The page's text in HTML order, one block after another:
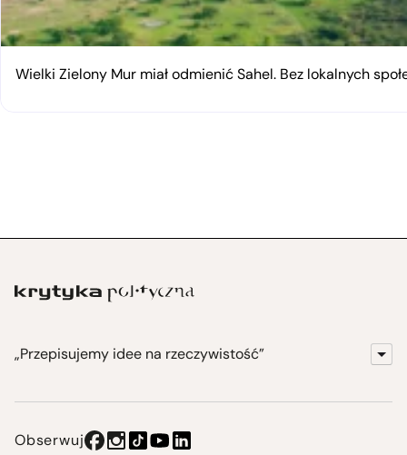
Wielki Zielony Mur miał odmienić Sahel. Bez lokalnych
„Przepisujemy idee na rzeczywistość”
Obserwuj